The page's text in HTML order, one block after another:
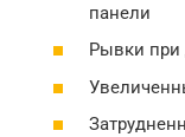
панели
Рывки